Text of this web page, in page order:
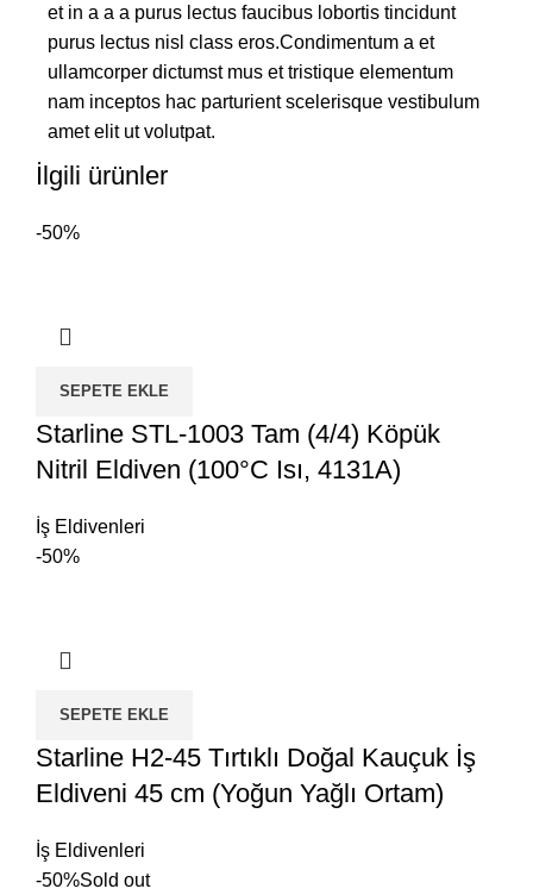
et in a a a purus lectus faucibus lobortis tincidunt
purus lectus nisl class eros.Condimentum a et
ullamcorper dictumst mus et tristique elementum
nam inceptos hac parturient scelerisque vestibulum
amet elit ut volutpat.
İlgili ürünler
-50%
SEPETE EKLE
Starline STL-1003 Tam (4/4) Köpük
Nitril Eldiven (100°C Isı, 4131A)
İş Eldivenleri
-50%
SEPETE EKLE
Starline H2-45 Tırtıklı Doğal Kauçuk İş
Eldiveni 45 cm (Yoğun Yağlı Ortam)
İş Eldivenleri
-50%Sold out